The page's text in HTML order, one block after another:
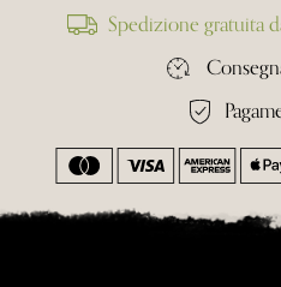
Spedizione gratuita